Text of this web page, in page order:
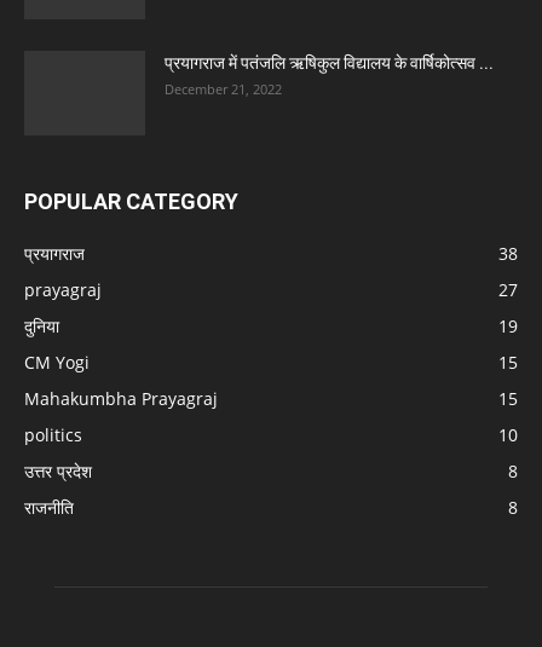
प्रयागराज में पतंजलि ऋषिकुल विद्यालय के वार्षिकोत्सव ...
December 21, 2022
POPULAR CATEGORY
प्रयागराज
38
prayagraj
27
दुनिया
19
CM Yogi
15
Mahakumbha Prayagraj
15
politics
10
उत्तर प्रदेश
8
राजनीति
8